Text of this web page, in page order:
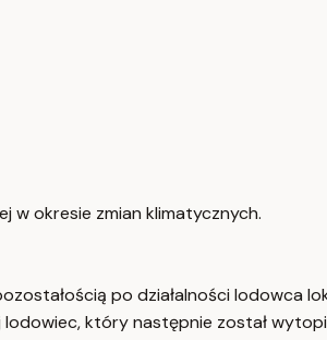
w okresie zmian klimatycznych.
po działalności lodowca
który następnie został